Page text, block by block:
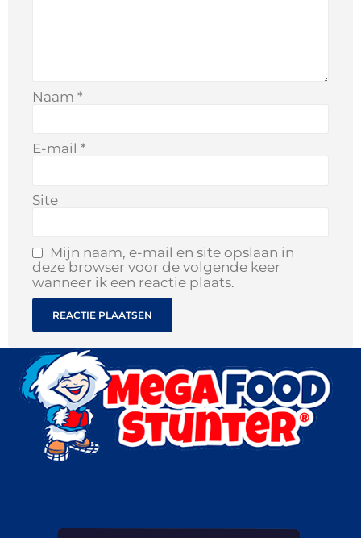
Naam *
E-mail *
Site
Mijn naam, e-mail en site opslaan in
deze browser voor de volgende keer
wanneer ik een reactie plaats.